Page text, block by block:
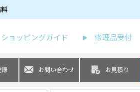
ショッピングガイド 修理品受付
録 お問い合わせ お見積り